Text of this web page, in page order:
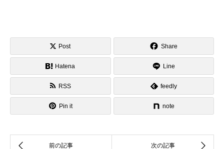
Post Share
Hatena Line
RSS feedly
Pin it note